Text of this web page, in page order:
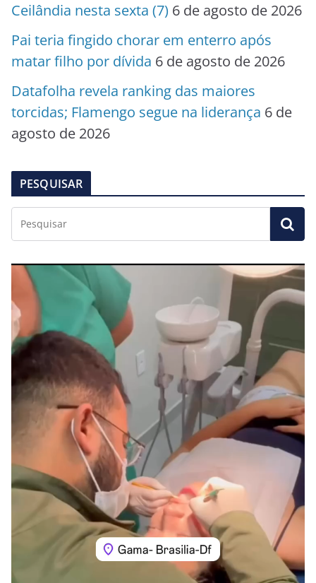
Ceilândia nesta sexta (7) 6 de agosto de 2026
Pai teria fingido chorar em enterro após
matar filho por dívida 6 de agosto de 2026
Datafolha revela ranking das maiores
torcidas; Flamengo segue na liderança 6 de
agosto de 2026
PESQUISAR